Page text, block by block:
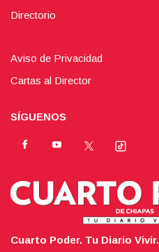
Directorio
Aviso de Privacidad
Cartas al Director
SÍGUENOS
Cuarto Poder. Tu Diario Vivir.